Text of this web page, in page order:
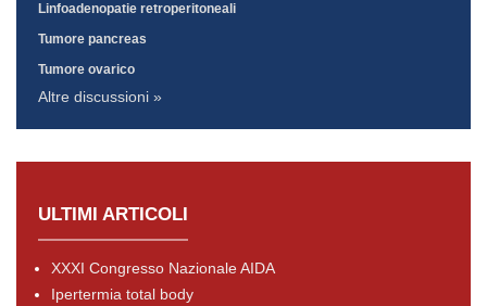
Linfoadenopatie retroperitoneali
Tumore pancreas
Tumore ovarico
Altre discussioni »
ULTIMI ARTICOLI
XXXI Congresso Nazionale AIDA
Ipertermia total body